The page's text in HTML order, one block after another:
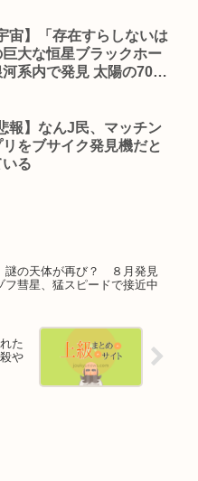
大な恒星ブラックホー
系内で発見 太陽の70倍
をブサイク発見機だと
る
謎の天体が再び？ ８月発見
フ彗星、猛スピードで接近中
た
や